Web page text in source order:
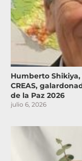
Humberto
CREAS,
de la Paz 2026
julio 6, 2026